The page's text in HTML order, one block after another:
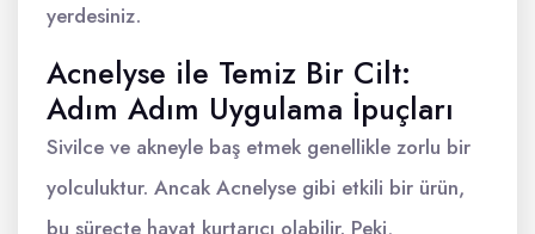
yerdesiniz.
Acnelyse ile Temiz Bir Cilt:
Adım Adım Uygulama İpuçları
Sivilce ve akneyle baş etmek genellikle zorlu bir
yolculuktur. Ancak Acnelyse gibi etkili bir ürün,
bu süreçte hayat kurtarıcı olabilir. Peki,